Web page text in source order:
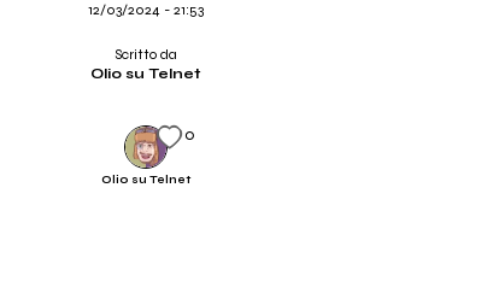
12/03/2024 - 21:53
Scritto da
Olio su Telnet
Olio su Telnet
0